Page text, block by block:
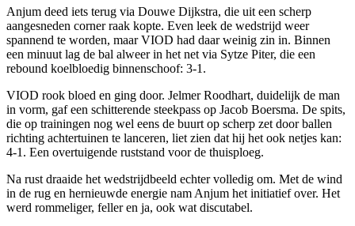
Anjum deed iets terug via Douwe Dijkstra, die uit een scherp
aangesneden corner raak kopte. Even leek de wedstrijd weer
spannend te worden, maar VIOD had daar weinig zin in. Binnen
een minuut lag de bal alweer in het net via Sytze Piter, die een
rebound koelbloedig binnenschoof: 3-1.
VIOD rook bloed en ging door. Jelmer Roodhart, duidelijk de man
in vorm, gaf een schitterende steekpass op Jacob Boersma. De spits,
die op trainingen nog wel eens de buurt op scherp zet door ballen
richting achtertuinen te lanceren, liet zien dat hij het ook netjes kan:
4-1. Een overtuigende ruststand voor de thuisploeg.
Na rust draaide het wedstrijdbeeld echter volledig om. Met de wind
in de rug en hernieuwde energie nam Anjum het initiatief over. Het
werd rommeliger, feller en ja, ook wat discutabel.